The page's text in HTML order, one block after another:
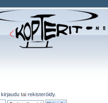
kirjaudu tai rekisteröidy.